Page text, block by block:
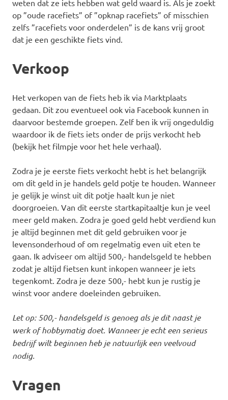
weten dat ze iets hebben wat geld waard is. Als je zoekt
op ”oude racefiets” of ”opknap racefiets” of misschien
zelfs ”racefiets voor onderdelen” is de kans vrij groot
dat je een geschikte fiets vind.
Verkoop
Het verkopen van de fiets heb ik via Marktplaats
gedaan. Dit zou eventueel ook via Facebook kunnen in
daarvoor bestemde groepen. Zelf ben ik vrij ongeduldig
waardoor ik de fiets iets onder de prijs verkocht heb
(bekijk het filmpje voor het hele verhaal).
Zodra je je eerste fiets verkocht hebt is het belangrijk
om dit geld in je handels geld potje te houden. Wanneer
je gelijk je winst uit dit potje haalt kun je niet
doorgroeien. Van dit eerste startkapitaaltje kun je veel
meer geld maken. Zodra je goed geld hebt verdiend kun
je altijd beginnen met dit geld gebruiken voor je
levensonderhoud of om regelmatig even uit eten te
gaan. Ik adviseer om altijd 500,- handelsgeld te hebben
zodat je altijd fietsen kunt inkopen wanneer je iets
tegenkomt. Zodra je deze 500,- hebt kun je rustig je
winst voor andere doeleinden gebruiken.
Let op: 500,- handelsgeld is genoeg als je dit naast je
werk of hobbymatig doet. Wanneer je echt een serieus
bedrijf wilt beginnen heb je natuurlijk een veelvoud
nodig.
Vragen